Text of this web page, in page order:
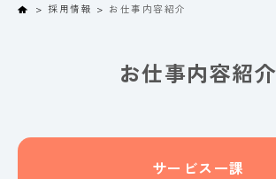
Home採用情報 お仕事内容紹介
お仕事内容紹介
サービス一課